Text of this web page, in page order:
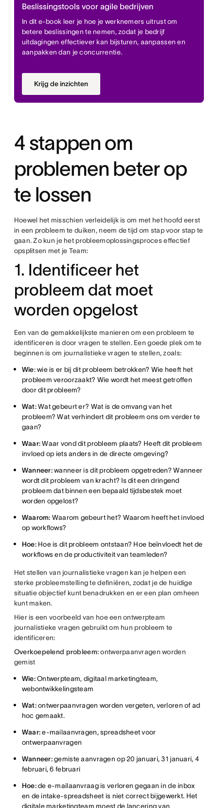
Beslissingstools voor agile bedrijven
In dit e-book leer je hoe je werknemers uitrust om
betere beslissingen te nemen, zodat je bedrijf
uitdagingen effectiever kan bijsturen, aanpassen en
aanpakken dan je concurrentie.
Krijg de inzichten
4 stappen om
problemen beter op
te lossen
Hoewel het misschien verleidelijk is om met het hoofd eerst
in een probleem te duiken, neem de tijd om stap voor stap te
gaan. Zo kun je het probleemoplossingsproces effectief
opsplitsen met je Team:
1. Identificeer het
probleem dat moet
worden opgelost
Een van de gemakkelijkste manieren om een probleem te
identificeren is door vragen te stellen. Een goede plek om te
beginnen is om journalistieke vragen te stellen, zoals:
Wie: wie is er bij dit probleem betrokken? Wie heeft het
probleem veroorzaakt? Wie wordt het meest getroffen
door dit probleem?
Wat:Wat gebeurt er? Wat is de omvang van het
probleem? Wat verhindert dit probleem ons om verder te
gaan?
Waar:Waar vond dit probleem plaats? Heeft dit probleem
invloed op iets anders in de directe omgeving?
Wanneer:wanneer is dit probleem opgetreden? Wanneer
wordt dit probleem van kracht? Is dit een dringend
probleem dat binnen een bepaald tijdsbestek moet
worden opgelost?
Waarom: Waarom gebeurt het? Waarom heeft het invloed
op workflows?
Hoe:Hoe is dit probleem ontstaan? Hoe beïnvloedt het de
workflows en de productiviteit van teamleden?
Het stellen van journalistieke vragen kan je helpen een
sterke probleemstelling te definiëren, zodat je de huidige
situatie objectief kunt benadrukken en er een plan omheen
kunt maken.
Hier is een voorbeeld van hoe een ontwerpteam
journalistieke vragen gebruikt om hun probleem te
identificeren:
Overkoepelend probleem:ontwerpaanvragen worden
gemist
Wie:Ontwerpteam, digitaal marketingteam,
webontwikkelingsteam
Wat:ontwerpaanvragen worden vergeten, verloren of ad
hoc gemaakt.
Waar:e-mailaanvragen, spreadsheet voor
ontwerpaanvragen
Wanneer:gemiste aanvragen op 20 januari, 31 januari, 4
februari, 6 februari
Hoe:de e-mailaanvraag is verloren gegaan in de inbox
en de intake-spreadsheet is niet correct bijgewerkt. Het
digitale marketingteam moest de lancering van